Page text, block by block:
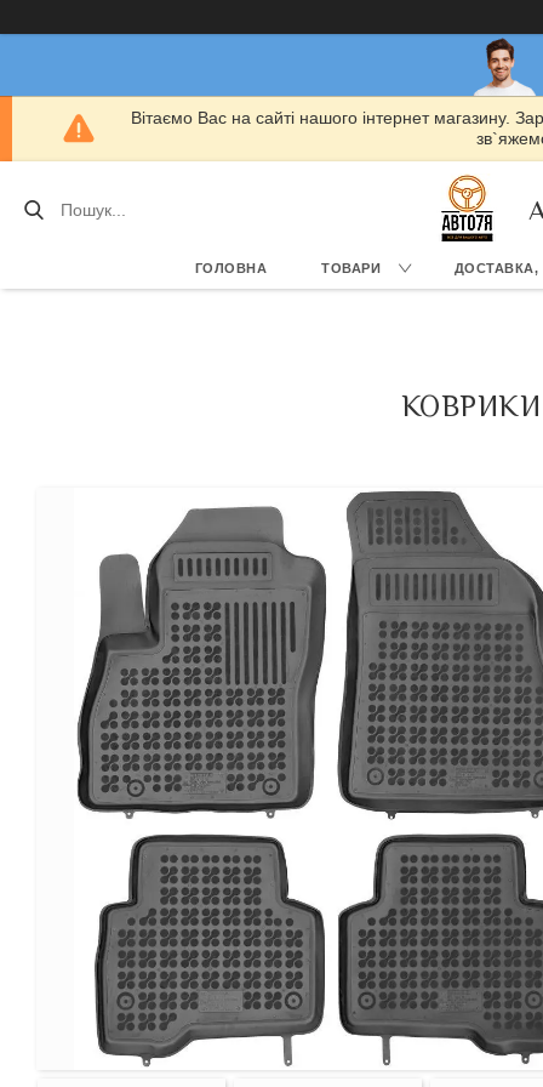
Вітаємо Вас на сайті нашого інтернет магазину.
ГОЛОВНА ТОВАРИ ДОСТАВКА,
КОВРИКИ